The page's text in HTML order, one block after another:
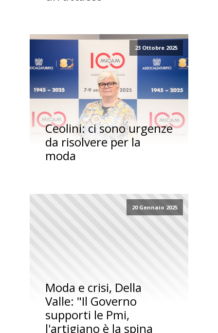
23 Ottobre 2025
Ceolini: ci sono urgenze
da risolvere per la
moda
20 Gennaio 2025
Moda e crisi, Della
Valle: "Il Governo
supporti le Pmi,
l'artigiano è la spina